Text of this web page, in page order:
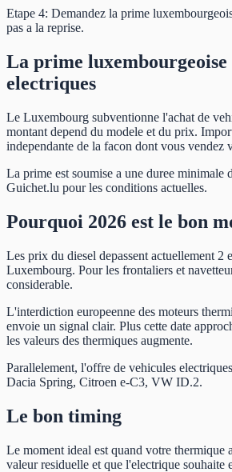
Etape 4: Demandez la prime
pas a la reprise.
La prime
electriques
Le Luxembourg subventionne l'achat de
montant depend du modele et du prix.
independante de la facon dont vous vendez
La prime est soumise a une duree minimale
Guichet.lu pour les conditions actuelles.
Pourquoi 2026 est le bon
Les prix du diesel depassent actuellement 2
Luxembourg. Pour les frontaliers et
considerable.
L'interdiction europeenne des moteurs
envoie un signal clair. Plus cette date
les valeurs des thermiques augmente.
Parallelement, l'offre de vehicules
Dacia Spring, Citroen e-C3, VW ID.2.
Le bon timing
Le moment ideal est quand votre thermique
valeur residuelle et que l'electrique souhaite